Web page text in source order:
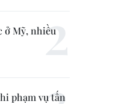
ở Mỹ, nhiều
phạm vụ tấn